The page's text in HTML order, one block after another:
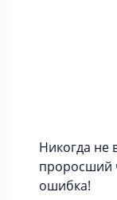
Никогда
проросший
ошибка!